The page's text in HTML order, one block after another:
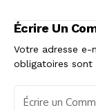
Écrire Un
Votre adresse e-
obligatoires sont